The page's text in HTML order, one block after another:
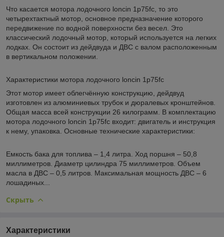
Что касается мотора лодочного loncin 1p75fc, то это
четырехтактный мотор, основное предназначение которого
передвижение по водной поверхности без весел. Это
классический лодочный мотор, который используется на легких
лодках. Он состоит из дейдвуда и ДВС с валом расположенным
в вертикальном положении.
Характеристики мотора лодочного loncin 1p75fc
Этот мотор имеет облегчённую конструкцию, дейдвуд
изготовлен из алюминиевых трубок и дюралевых кронштейнов.
Общая масса всей конструкции 26 килограмм. В комплектацию
мотора лодочного loncin 1p75fc входит: двигатель и инструкция
к нему, упаковка. Основные технические характеристики:
Емкость бака для топлива – 1,4 литра. Ход поршня – 50,8
миллиметров. Диаметр цилиндра 75 миллиметров. Объем
масла в ДВС – 0,5 литров. Максимальная мощность ДВС – 6
лошадиных...
Скрыть
Характеристики